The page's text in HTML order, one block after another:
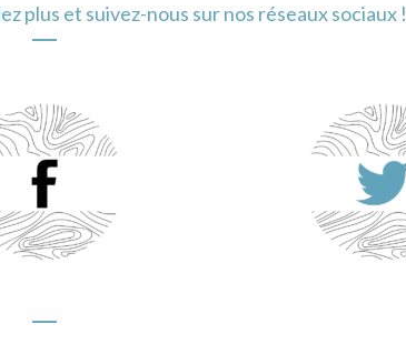
plus et suivez-nous sur nos réseaux sociaux !